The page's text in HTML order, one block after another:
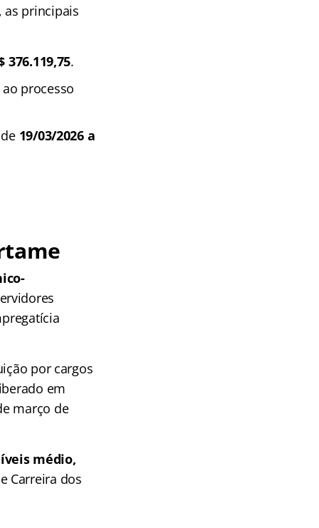
as principais
376.119,75.
processo
19/03/2026 a
por cargos
em
março de
médio,
Carreira dos